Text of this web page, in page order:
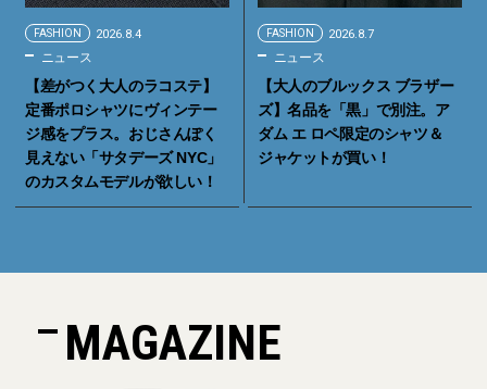
FASHION 2026.8.4
ニュース
【差がつく大人のラコステ】
定番ポロシャツにヴィンテー
ジ感をプラス。おじさんぽく
見えない「サタデーズ NYC」
のカスタムモデルが欲しい！
FASHION 2026.8.7
ニュース
【大人のブルックス ブラザー
ズ】名品を「黒」で別注。ア
ダム エ ロペ限定のシャツ＆
ジャケットが買い！
MAGAZINE